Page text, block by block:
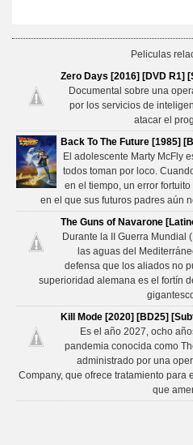
Peliculas
Zero Days [2016] [DVD R1]
Documental sobre una
por los servicios de
atacar el
Back To The Future [1985]
El adolescente Marty McFly
todos toman por loco.
en el tiempo, un error
en el que sus futuros padres aún
The Guns of Navarone
Durante la II Guerra Mundial
las aguas del
defensa que los aliados no
superioridad alemana es el fortín
Kill Mode [2020] [BD25]
Es el año 2027, ocho
pandemia conocida como
administrado por una
Company, que ofrece tratamiento para
que